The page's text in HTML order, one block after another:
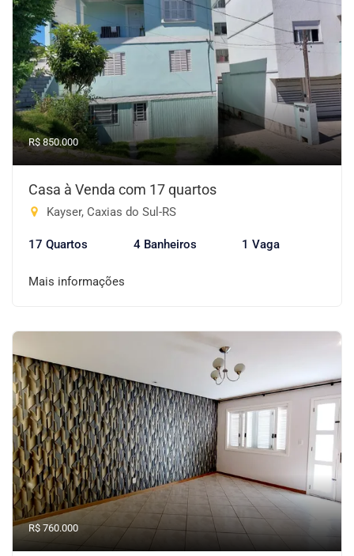
R$ 850.000
Casa à Venda com 17 quartos
Kayser, Caxias do Sul-RS
17 Quartos 4 Banheiros 1 Vaga
Mais informações
R$ 760.000